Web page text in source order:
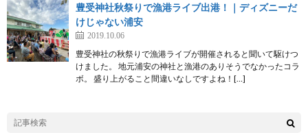
豊受神社秋祭りで漁港ライブ出港！｜ディズニーだ
けじゃない浦安
2019.10.06
豊受神社の秋祭りで漁港ライブが開催されると聞いて駆けつ
けました。 地元浦安の神社と漁港のありそうでなかったコラ
ボ。 盛り上がること間違いなしですよね！[…]